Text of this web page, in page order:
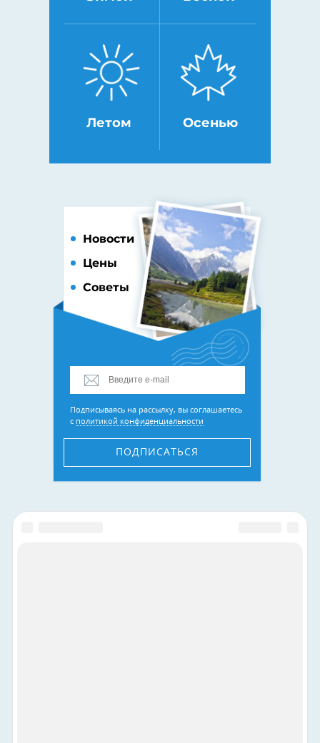
Летом Осенью
Новости
Цены
Советы
Подписываясь на рассылку, вы соглашаетесь
с политикой конфиденциальности
ПОДПИСАТЬСЯ